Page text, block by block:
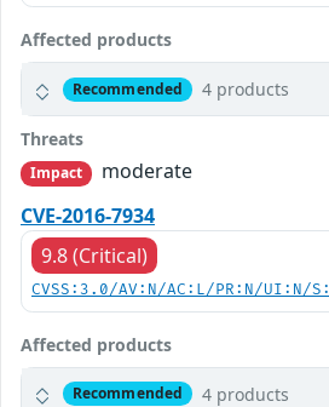
Affected products
Recommended 4 products
Threats
Impact
moderate
CVE-2016-7934
9.8 (Critical)
CVSS:3.0/AV:N/AC:L/PR:N/UI:N/
Affected products
Recommended 4 products